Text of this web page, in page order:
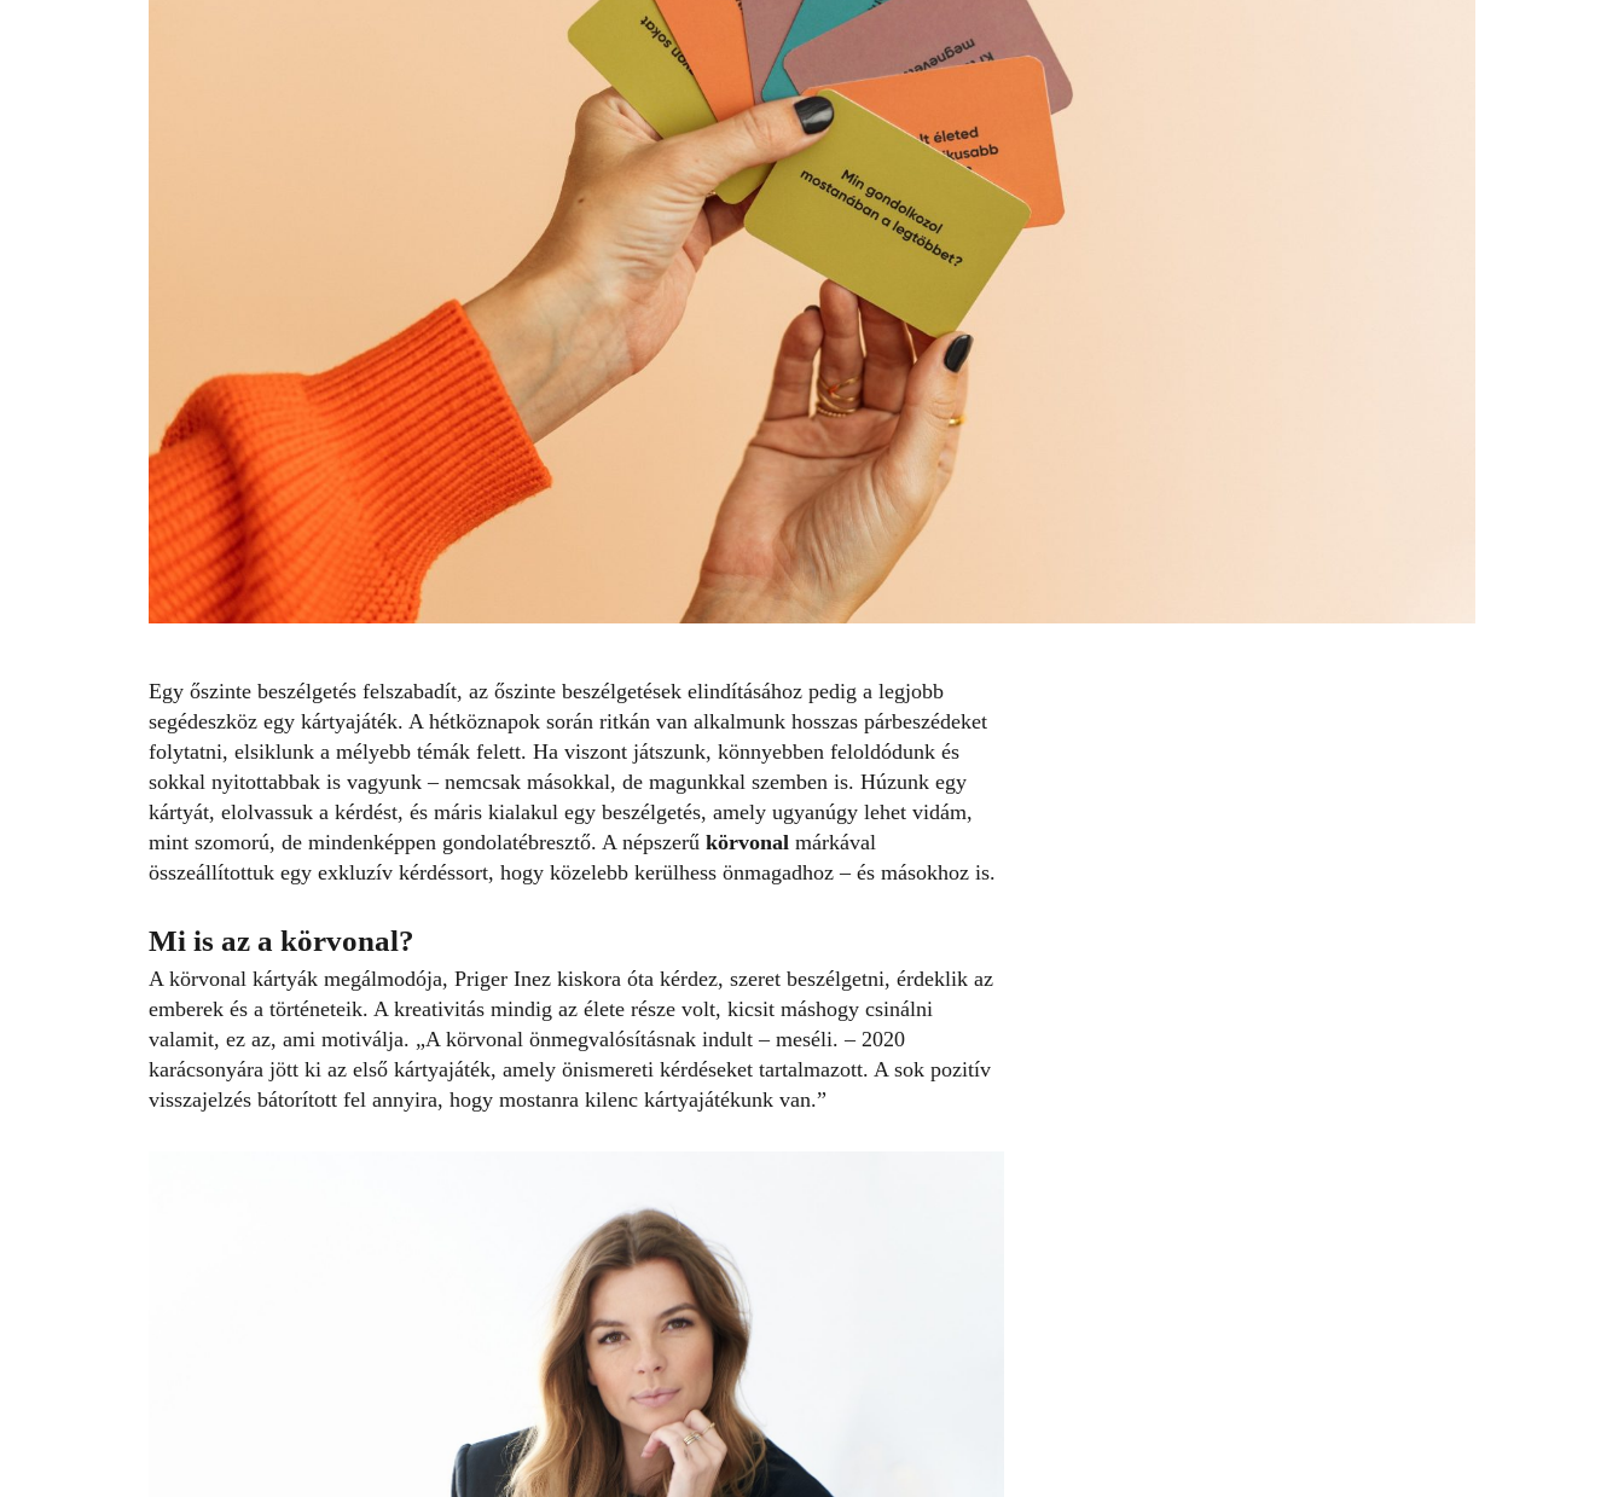
Egy őszinte beszélgetés felszabadít, az őszinte beszélgetések elindításához pedig a legjobb
segédeszköz egy kártyajáték. A hétköznapok során ritkán van alkalmunk hosszas párbeszédeket
folytatni, elsiklunk a mélyebb témák felett. Ha viszont játszunk, könnyebben feloldódunk és
sokkal nyitottabbak is vagyunk – nemcsak másokkal, de magunkkal szemben is. Húzunk egy
kártyát, elolvassuk a kérdést, és máris kialakul egy beszélgetés, amely ugyanúgy lehet vidám,
mint szomorú, de mindenképpen gondolatébresztő. A népszerű körvonal márkával
összeállítottuk egy exkluzív kérdéssort, hogy közelebb kerülhess önmagadhoz – és másokhoz is.
Mi is az a körvonal?
A körvonal kártyák megálmodója, Priger Inez kiskora óta kérdez, szeret beszélgetni, érdeklik az
emberek és a történeteik. A kreativitás mindig az élete része volt, kicsit máshogy csinálni
valamit, ez az, ami motiválja. „A körvonal önmegvalósításnak indult – meséli. – 2020
karácsonyára jött ki az első kártyajáték, amely önismereti kérdéseket tartalmazott. A sok pozitív
visszajelzés bátorított fel annyira, hogy mostanra kilenc kártyajátékunk van.”